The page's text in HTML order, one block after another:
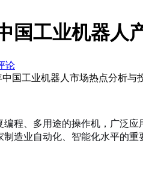
国工业机器人
论
国工业机器人市场热点分析
程、多用途的操作机，广泛
造业自动化、智能化水平的